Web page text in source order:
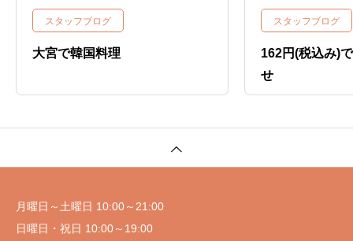
スタッフブログ
大宮で韓国料理
スタッフブログ
162円(税込み)
せ
月曜日～土曜日 10:00～21:00
日曜日・祝日 10:00～19:00